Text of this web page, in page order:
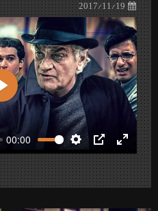
2017/11/19
00:00
Settings
PIP Enter
Play